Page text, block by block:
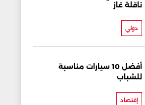
ناقلة غاز
دولي
أفضل 10 سيارات مناسبة
للشباب
إقتصاد